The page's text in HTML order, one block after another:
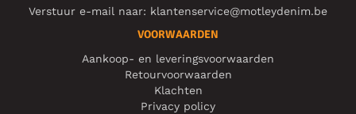
Verstuur e-mail naar: klantenservice@motleydenim.be
VOORWAARDEN
Aankoop- en leveringsvoorwaarden
Retourvoorwaarden
Klachten
Privacy policy